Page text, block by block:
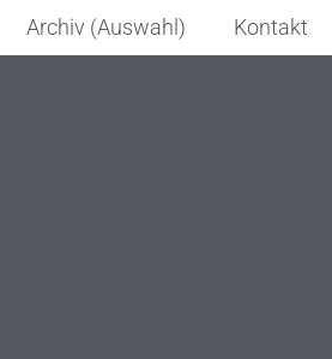
Archiv (Auswahl) Kontakt